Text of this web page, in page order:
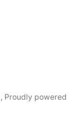
, Proudly powered